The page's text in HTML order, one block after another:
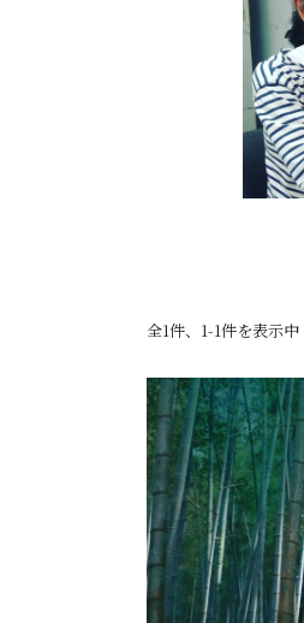
全1件、1-1件を表示中